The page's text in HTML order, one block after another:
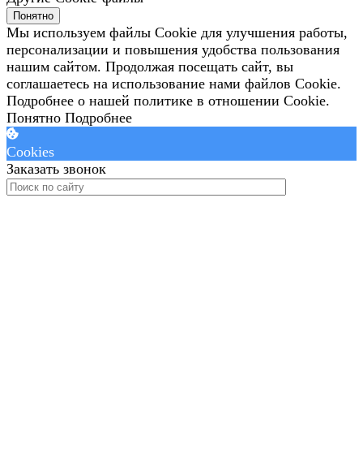
Понятно
Мы используем файлы Cookie для улучшения работы,
персонализации и повышения удобства пользования
нашим сайтом. Продолжая посещать сайт, вы
соглашаетесь на использование нами файлов Cookie.
Подробнее о нашей политике в отношении Cookie.
Понятно Подробнее
Cookies
Заказать звонок